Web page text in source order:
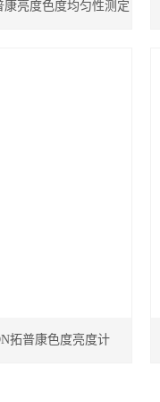
康亮度色度均匀性测定
拓普康色度亮度计